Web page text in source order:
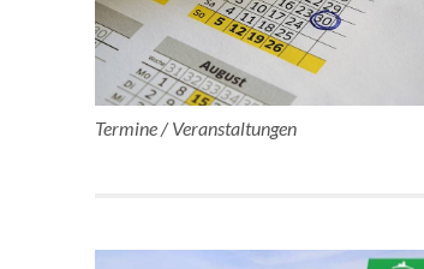
Termine / Veranstaltungen